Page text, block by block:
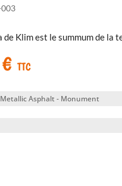
de Klim est le summum de la
€ TTC